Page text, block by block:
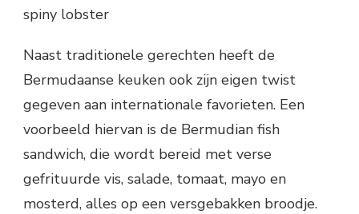
spiny lobster
Naast traditionele gerechten heeft de
Bermudaanse keuken ook zijn eigen twist
gegeven aan internationale favorieten. Een
voorbeeld hiervan is de Bermudian fish
sandwich, die wordt bereid met verse
gefrituurde vis, salade, tomaat, mayo en
mosterd, alles op een versgebakken broodje.